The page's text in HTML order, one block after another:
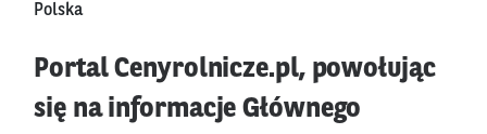
Polska
Portal Cenyrolnicze.pl, powołując
się na informacje Głównego